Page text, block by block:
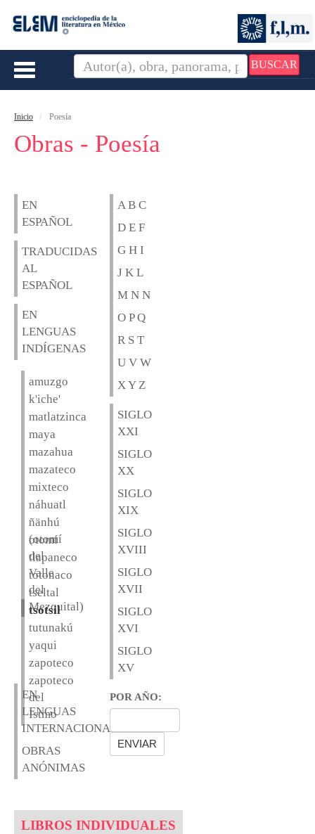
BUSCAR
Toggle
Inicio Poesía
Obras - Poesía
EN
ESPAÑOL
TRADUCIDAS
AL
ESPAÑOL
EN
LENGUAS
INDÍGENAS
amuzgo
k'iche'
matlatzinca
maya
mazahua
mazateco
mixteco
náhuatl
ñänhú
(otomí
del
Valle
del
Mezquital)
otomí
tlapaneco
totonaco
tseltal
tsotsil
tutunakú
yaqui
zapoteco
zapoteco
del
Istmo
EN
LENGUAS
INTERNACIONALES
OBRAS
ANÓNIMAS
A B C
D E F
G H I
J K L
M N N
O P Q
R S T
U V W
X Y Z
SIGLO
XXI
SIGLO
XX
SIGLO
XIX
SIGLO
XVIII
SIGLO
XVII
SIGLO
XVI
SIGLO
XV
POR AÑO:
LIBROS INDIVIDUALES